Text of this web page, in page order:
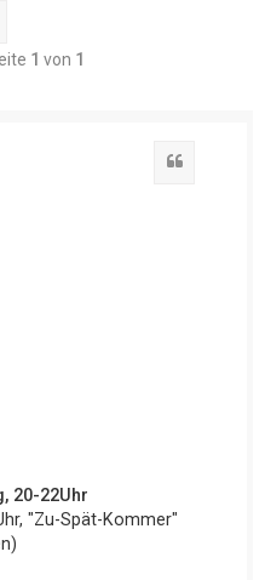
1 von 1
20-22Uhr
"Zu-Spät-Kommer"